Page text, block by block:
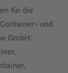
für die
und
GmbH: